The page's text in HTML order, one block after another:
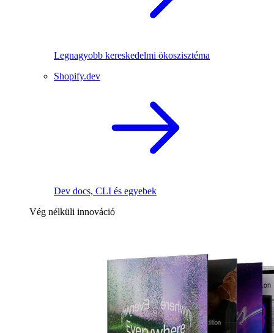
Legnagyobb kereskedelmi ökoszisztéma
Shopify.dev
Dev docs, CLI és egyebek
Vég nélküli innováció